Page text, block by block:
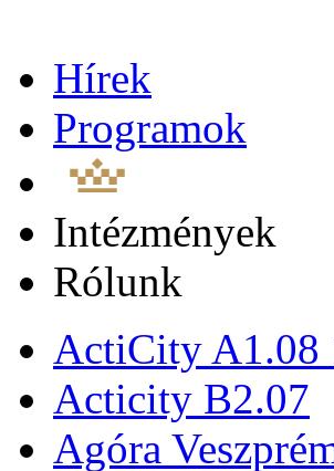
Hírek
Programok
Intézmények
Rólunk
ActiCity A1.08
Acticity B2.07
Agóra